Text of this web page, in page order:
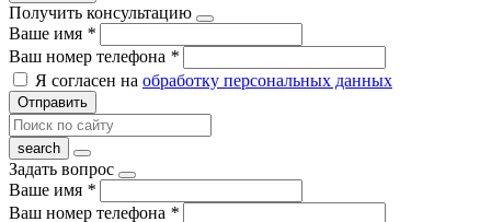
Получить консультацию
Ваше имя *
Ваш номер телефона *
Я согласен на обработку персональных данных
Отправить
Задать вопрос
Ваше имя *
Ваш номер телефона *